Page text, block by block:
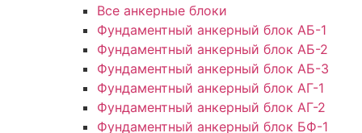
Все анкерные блоки
Фундаментный анкерный блок АБ-1
Фундаментный анкерный блок АБ-2
Фундаментный анкерный блок АБ-3
Фундаментный анкерный блок АГ-1
Фундаментный анкерный блок АГ-2
Фундаментный анкерный блок БФ-1